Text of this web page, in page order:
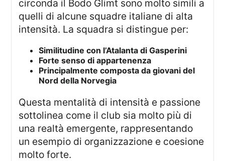
circonda il Bodo Glimt sono molto simili a
quelli di alcune squadre italiane di alta
intensità. La squadra si distingue per:
Similitudine con l’Atalanta di Gasperini
Forte senso di appartenenza
Principalmente composta da giovani del
Nord della Norvegia
Questa mentalità di intensità e passione
sottolinea come il club sia molto più di
una realtà emergente, rappresentando
un esempio di organizzazione e coesione
molto forte.